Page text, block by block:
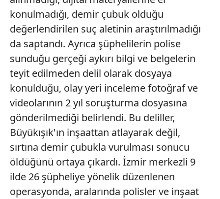
için Ayarlar butonuna tıklayabilir,
Metnimiziziyaret edebilirsiniz.
6698 sayılı Kişisel Verilerin Korunması Kanunu uyarınca
hazırlanmış Aydınlatma Metnimizi okumak ve sitemizde
ilgili mevzuata uygun olarak kullanılan çerezlerle ilgili bilgi
almak için lütfentıklayınız.
konulmadığı, demir çubuk olduğu
değerlendirilen suç aletinin araştırılmadığı
da saptandı. Ayrıca şüphelilerin polise
sunduğu gerçeği aykırı bilgi ve belgelerin
teyit edilmeden delil olarak dosyaya
konulduğu, olay yeri inceleme fotoğraf ve
videolarının 2 yıl soruşturma dosyasına
gönderilmediği belirlendi. Bu deliller,
Büyükışık'ın inşaattan atlayarak değil,
sırtına demir çubukla vurulması sonucu
öldüğünü ortaya çıkardı. İzmir merkezli 9
ilde 26 şüpheliye yönelik düzenlenen
operasyonda, aralarında polisler ve inşaat